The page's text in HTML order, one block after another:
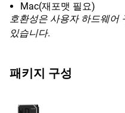
Mac(재포맷 필요)
호환성은 사용자 하드웨어
있습니다.
패키지 구성